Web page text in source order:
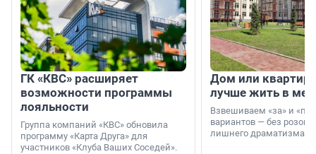
ГК «КВС» расширяет
возможности программы
лояльности
Группа компаний «КВС» обновила
программу «Карта Друга» для
участников «Клуба Ваших Соседей».
Дом или
лучше жить в
Взвешиваем «за» и
вариантов — без
лишнего драматизма.